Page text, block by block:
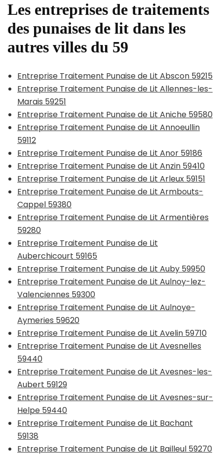
Les entreprises de traitements
des punaises de lit dans les
autres villes du 59
Entreprise Traitement Punaise de Lit Abscon 59215
Entreprise Traitement Punaise de Lit Allennes-les-
Marais 59251
Entreprise Traitement Punaise de Lit Aniche 59580
Entreprise Traitement Punaise de Lit Annoeullin
59112
Entreprise Traitement Punaise de Lit Anor 59186
Entreprise Traitement Punaise de Lit Anzin 59410
Entreprise Traitement Punaise de Lit Arleux 59151
Entreprise Traitement Punaise de Lit Armbouts-
Cappel 59380
Entreprise Traitement Punaise de Lit Armentières
59280
Entreprise Traitement Punaise de Lit
Auberchicourt 59165
Entreprise Traitement Punaise de Lit Auby 59950
Entreprise Traitement Punaise de Lit Aulnoy-lez-
Valenciennes 59300
Entreprise Traitement Punaise de Lit Aulnoye-
Aymeries 59620
Entreprise Traitement Punaise de Lit Avelin 59710
Entreprise Traitement Punaise de Lit Avesnelles
59440
Entreprise Traitement Punaise de Lit Avesnes-les-
Aubert 59129
Entreprise Traitement Punaise de Lit Avesnes-sur-
Helpe 59440
Entreprise Traitement Punaise de Lit Bachant
59138
Entreprise Traitement Punaise de Lit Bailleul 59270